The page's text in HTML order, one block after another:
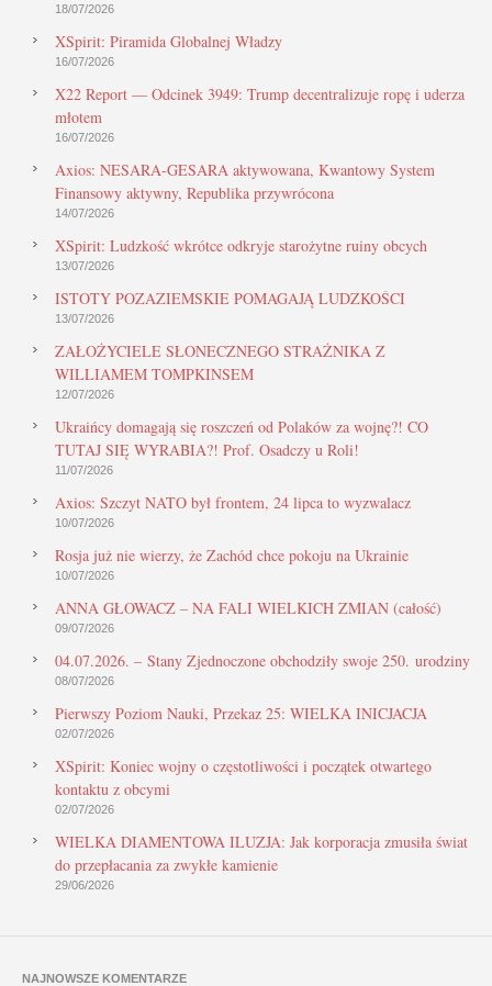
18/07/2026
XSpirit: Piramida Globalnej Władzy
16/07/2026
X22 Report — Odcinek 3949: Trump decentralizuje ropę i uderza
młotem
16/07/2026
Axios: NESARA-GESARA aktywowana, Kwantowy System
Finansowy aktywny, Republika przywrócona
14/07/2026
XSpirit: Ludzkość wkrótce odkryje starożytne ruiny obcych
13/07/2026
ISTOTY POZAZIEMSKIE POMAGAJĄ LUDZKOŚCI
13/07/2026
ZAŁOŻYCIELE SŁONECZNEGO STRAŻNIKA Z
WILLIAMEM TOMPKINSEM
12/07/2026
Ukraińcy domagają się roszczeń od Polaków za wojnę?! CO
TUTAJ SIĘ WYRABIA?! Prof. Osadczy u Roli!
11/07/2026
Axios: Szczyt NATO był frontem, 24 lipca to wyzwalacz
10/07/2026
Rosja już nie wierzy, że Zachód chce pokoju na Ukrainie
10/07/2026
ANNA GŁOWACZ – NA FALI WIELKICH ZMIAN (całość)
09/07/2026
04.07.2026. – Stany Zjednoczone obchodziły swoje 250. urodziny
08/07/2026
Pierwszy Poziom Nauki, Przekaz 25: WIELKA INICJACJA
02/07/2026
XSpirit: Koniec wojny o częstotliwości i początek otwartego
kontaktu z obcymi
02/07/2026
WIELKA DIAMENTOWA ILUZJA: Jak korporacja zmusiła świat
do przepłacania za zwykłe kamienie
29/06/2026
NAJNOWSZE KOMENTARZE